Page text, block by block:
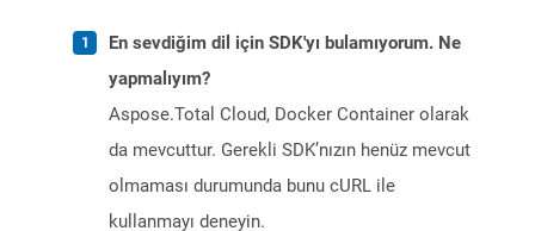
En sevdiğim dil için SDK'yı bulamıyorum. Ne
yapmalıyım?
Aspose.Total Cloud, Docker Container olarak
da mevcuttur. Gerekli SDK’nızın henüz mevcut
olmaması durumunda bunu cURL ile
kullanmayı deneyin.